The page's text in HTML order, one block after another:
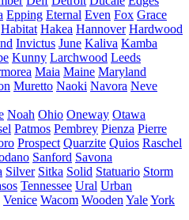
Epping Eternal Even Fox Grace
Habitat Hakea Hannover Hardwood
Invictus June Kaliva Kamba
Kunny Larchwood Leeds
Maia Maine Maryland
Muretto Naoki Navora Neve
Noah Ohio Oneway Otawa
Patmos Pembrey Pienza Pierre
Prospect Quarzite Quios Raschel
Sanford Savona
Silver Sitka Solid Statuario Storm
Tennessee Ural Urban
Venice Wacom Wooden YaleYork